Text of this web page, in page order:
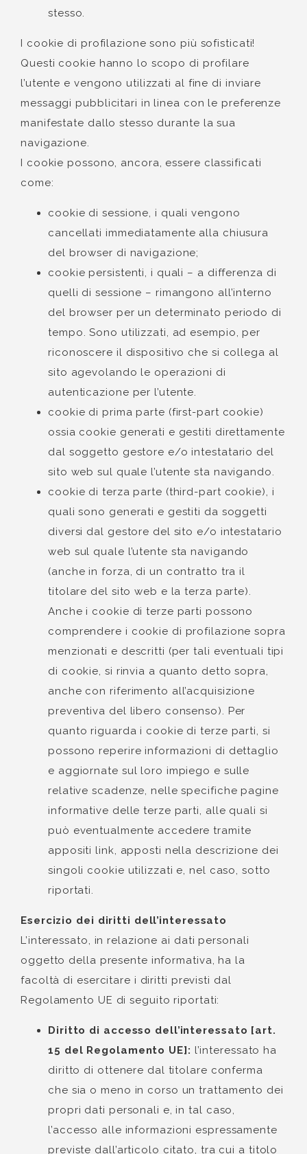
stesso.
I cookie di profilazione sono più sofisticati!
Questi cookie hanno lo scopo di profilare
l’utente e vengono utilizzati al fine di inviare
messaggi pubblicitari in linea con le preferenze
manifestate dallo stesso durante la sua
navigazione.
I cookie possono, ancora, essere classificati
come:
cookie di sessione, i quali vengono
cancellati immediatamente alla chiusura
del browser di navigazione;
cookie persistenti, i quali – a differenza di
quelli di sessione – rimangono all’interno
del browser per un determinato periodo di
tempo. Sono utilizzati, ad esempio, per
riconoscere il dispositivo che si collega al
sito agevolando le operazioni di
autenticazione per l’utente.
cookie di prima parte (first-part cookie)
ossia cookie generati e gestiti direttamente
dal soggetto gestore e/o intestatario del
sito web sul quale l’utente sta navigando.
cookie di terza parte (third-part cookie), i
quali sono generati e gestiti da soggetti
diversi dal gestore del sito e/o intestatario
web sul quale l’utente sta navigando
(anche in forza, di un contratto tra il
titolare del sito web e la terza parte).
Anche i cookie di terze parti possono
comprendere i cookie di profilazione sopra
menzionati e descritti (per tali eventuali tipi
di cookie, si rinvia a quanto detto sopra,
anche con riferimento all’acquisizione
preventiva del libero consenso). Per
quanto riguarda i cookie di terze parti, si
possono reperire informazioni di dettaglio
e aggiornate sul loro impiego e sulle
relative scadenze, nelle specifiche pagine
informative delle terze parti, alle quali si
può eventualmente accedere tramite
appositi link, apposti nella descrizione dei
singoli cookie utilizzati e, nel caso, sotto
riportati.
Esercizio dei diritti dell’interessato
L’interessato, in relazione ai dati personali
oggetto della presente informativa, ha la
facoltà di esercitare i diritti previsti dal
Regolamento UE di seguito riportati:
Diritto di accesso dell’interessato [art.
15 del Regolamento UE]: l’interessato ha
diritto di ottenere dal titolare conferma
che sia o meno in corso un trattamento dei
propri dati personali e, in tal caso,
l’accesso alle informazioni espressamente
previste dall’articolo citato, tra cui a titolo